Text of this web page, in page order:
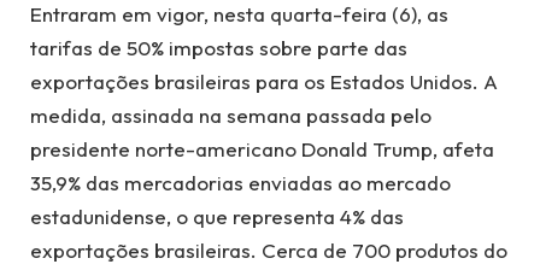
Entraram em vigor, nesta quarta-feira (6), as
tarifas de 50% impostas sobre parte das
exportações brasileiras para os Estados Unidos. A
medida, assinada na semana passada pelo
presidente norte-americano Donald Trump, afeta
35,9% das mercadorias enviadas ao mercado
estadunidense, o que representa 4% das
exportações brasileiras. Cerca de 700 produtos do